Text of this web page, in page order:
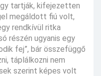
tartják, kifejezetten
megáldott fiú volt,
rendkívül ritka
részén ugyanis egy
fej”, bár összefüggő
táplálkozni nem
szerint képes volt